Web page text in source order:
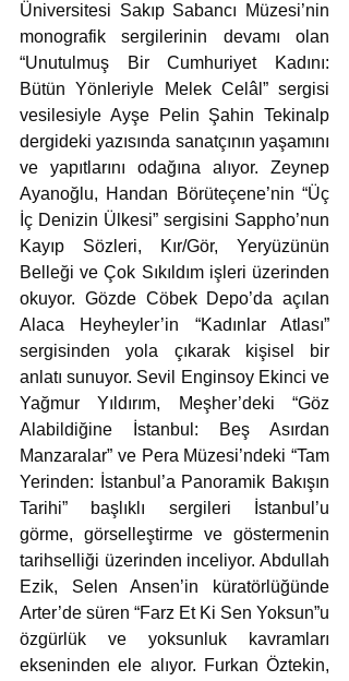
Üniversitesi Sakıp Sabancı Müzesi’nin
monografik sergilerinin devamı olan
“Unutulmuş Bir Cumhuriyet Kadını:
Bütün Yönleriyle Melek Celâl” sergisi
vesilesiyle Ayşe Pelin Şahin Tekinalp
dergideki yazısında sanatçının yaşamını
ve yapıtlarını odağına alıyor. Zeynep
Ayanoğlu, Handan Börüteçene’nin “Üç
İç Denizin Ülkesi” sergisini Sappho’nun
Kayıp Sözleri, Kır/Gör, Yeryüzünün
Belleği ve Çok Sıkıldım işleri üzerinden
okuyor. Gözde Cöbek Depo’da açılan
Alaca Heyheyler’in “Kadınlar Atlası”
sergisinden yola çıkarak kişisel bir
anlatı sunuyor. Sevil Enginsoy Ekinci ve
Yağmur Yıldırım, Meşher’deki “Göz
Alabildiğine İstanbul: Beş Asırdan
Manzaralar” ve Pera Müzesi’ndeki “Tam
Yerinden: İstanbul’a Panoramik Bakışın
Tarihi” başlıklı sergileri İstanbul’u
görme, görselleştirme ve göstermenin
tarihselliği üzerinden inceliyor. Abdullah
Ezik, Selen Ansen’in küratörlüğünde
Arter’de süren “Farz Et Ki Sen Yoksun”u
özgürlük ve yoksunluk kavramları
ekseninden ele alıyor. Furkan Öztekin,